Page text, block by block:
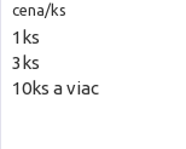
cena/ks
1ks
3ks
10ks a viac